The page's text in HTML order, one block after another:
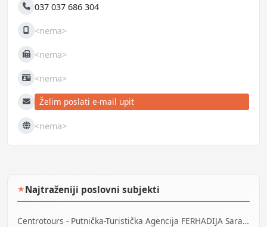
Telefon037 037 686 304
Mobilni<nema>
Fax <nema>
JIB <nema>
E-mailŽelim poslati e-mail upit
Web <nema>
★Najtraženiji poslovni subjekti
Centrotours - Putnička-Turistička Agencija FERHADIJA Sarajevo